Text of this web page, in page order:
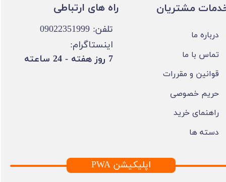
مشتریان
درباره ما
تماس با ما
قوانین و مقررات
حریم خصوصی
راهنمای خرید
دسته ها
تلفن: 09022351999
اینستاگرام:
​7 روز هفته - 24 ساعته ​​​​​​​
PWA اپلیکیشن
​​راه های ارتباطی